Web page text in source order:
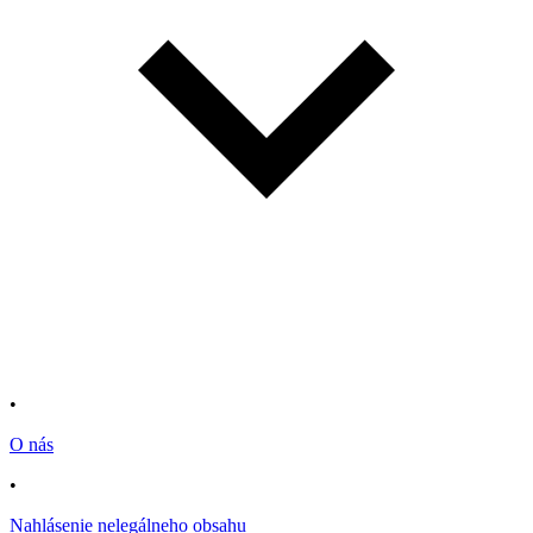
•
O nás
•
Nahlásenie nelegálneho obsahu